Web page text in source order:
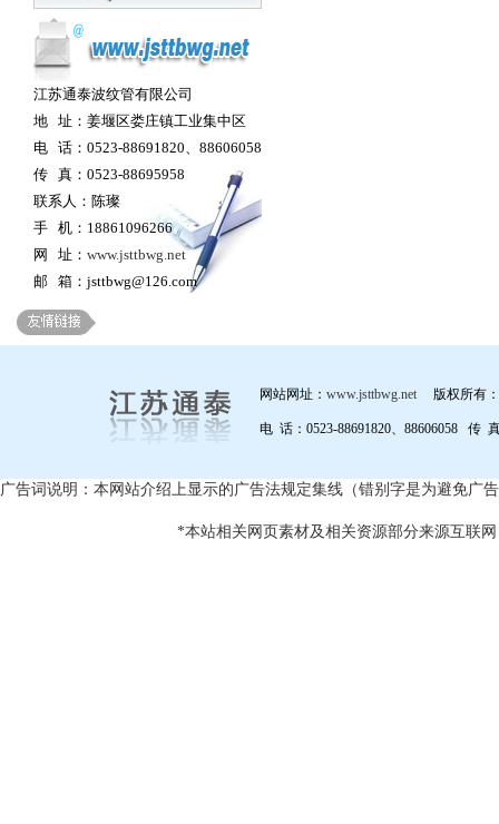
江苏通泰波纹管有限公司
地 址：姜堰区娄庄镇工业集中区
电 话：0523-88691820、88606058
传 真：0523-88695958
联系人：陈璨
手 机：18861096266
网 址： www.jsttbwg.net
邮 箱：jsttbwg@126.com
网站网址： www.jsttbwg.net 版权所有
电 话：0523-88691820、88606058 传
广告词说明：本网站介绍上显示的广告法规定集线（错别字是为避免广
*本站相关网页素材及相关资源部分来源互联